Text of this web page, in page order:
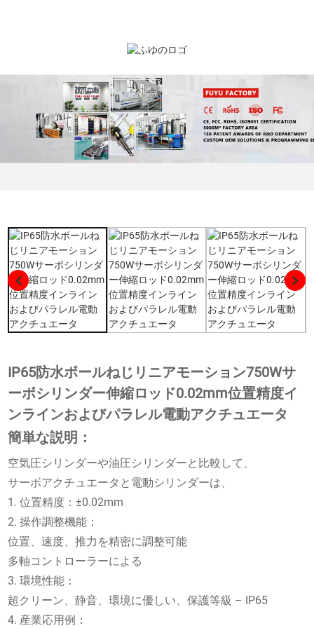
IP65防水ボールねじリニアモーション750Wサ
ーボシリンダー伸縮ロッド0.02mm位置精度イ
ンラインおよびパラレル電動アクチュエータ
簡単な説明：
空気圧シリンダーや油圧シリンダーと比較して、
サーボアクチュエータと電動シリンダーは、
1. 位置精度：±0.02mm
2. 操作調整機能：
位置、速度、推力を精密に調整可能
多軸コントローラーによる
3. 環境性能：
超クリーン、静音、環境に優しい、保護等級 – IP65
4. 産業応用例：